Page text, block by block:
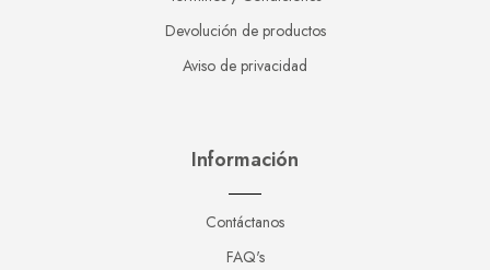
Devolución de productos
Aviso de privacidad
Información
Contáctanos
FAQ's